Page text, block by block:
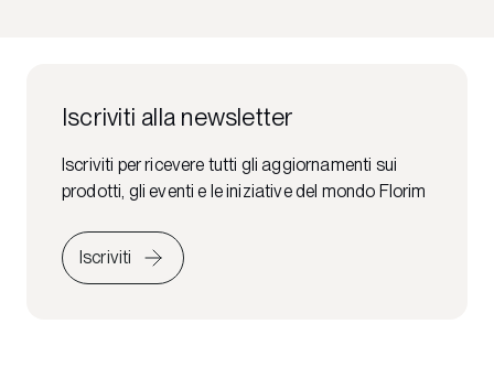
Iscriviti alla newsletter
Iscriviti per ricevere tutti gli aggiornamenti sui
prodotti, gli eventi e le iniziative del mondo Florim
Iscriviti